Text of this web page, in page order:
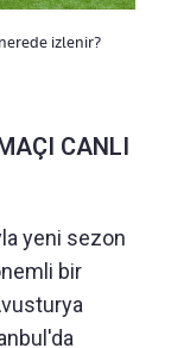
izlenir?
CANLI
yeni sezon
bir